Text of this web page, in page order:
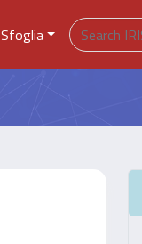
Sfoglia